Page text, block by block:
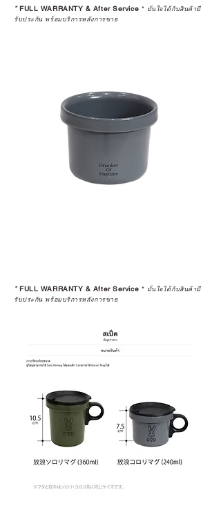
*FULL WARRANTY & After Service * มั่นใจได้กับสินค้ามี
รับประกัน พร้อมบริการหลังการขาย
*FULL WARRANTY & After Service * มั่นใจได้กับสินค้ามี
รับประกัน พร้อมบริการหลังการขาย